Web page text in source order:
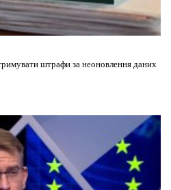
штрафи за неоновлення даних